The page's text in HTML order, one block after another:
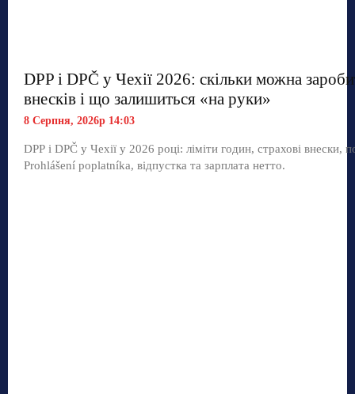
DPP і DPČ у Чехії 2026: скільки можна
внесків і що залишиться «на руки»
8 Серпня, 2026р 14:03
DPP і DPČ у Чехії у 2026 році: ліміти годин, страхові внески,
Prohlášení poplatníka, відпустка та зарплата нетто.